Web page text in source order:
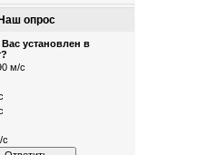
Наш опрос
установлен в
м/с